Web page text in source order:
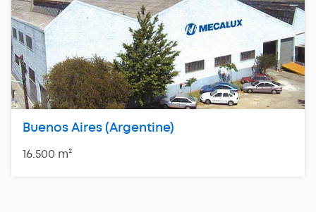
16.500 m²
Buenos Aires (Argentine)